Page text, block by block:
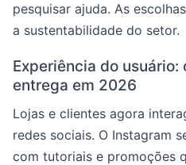
pesquisar ajuda. As
a sustentabilidade do setor.
Experiência do
entrega em 2026
Lojas e clientes agora
redes sociais. O Instagram
com tutoriais e promoções